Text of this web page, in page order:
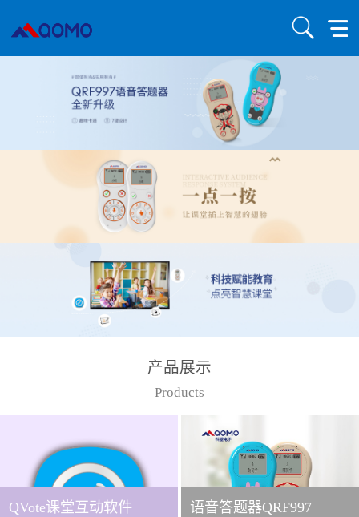
产品展示
Products
QVote课堂互动软件 语音答题器QRF997